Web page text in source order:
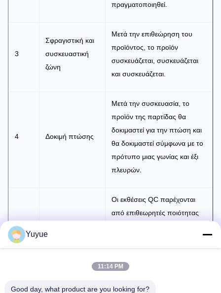
πραγματοποιηθεί.
3
Σφραγιστική και
συσκευαστική
ζώνη
Μετά την επιθεώρηση του
προϊόντος, το προϊόν
συσκευάζεται, συσκευάζεται
και συσκευάζεται.
4 Δοκιμή πτώσης
Μετά την συσκευασία, το
προϊόν της παρτίδας θα
δοκιμαστεί για την πτώση και
θα δοκιμαστεί σύμφωνα με το
πρότυπο μιας γωνίας και έξι
πλευρών.
5
Οι εκθέσεις QC παρέχονται
από επιθεωρητές ποιότητας
Yuyue
11:14 PM
Good day, what product are you looking for?